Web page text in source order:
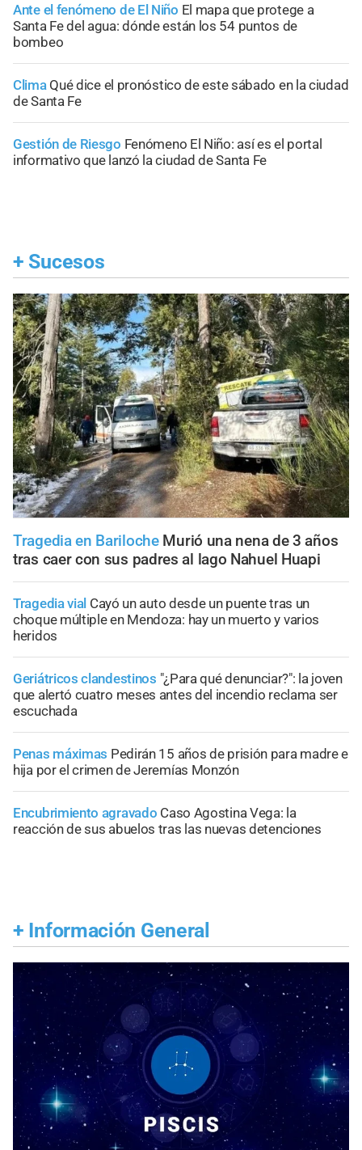
Ante el fenómeno de El Niño El mapa que protege a
Santa Fe del agua: dónde están los 54 puntos de
bombeo
Clima Qué dice el pronóstico de este sábado en la ciudad
de Santa Fe
Gestión de Riesgo Fenómeno El Niño: así es el portal
informativo que lanzó la ciudad de Santa Fe
+ Sucesos
Tragedia en Bariloche Murió una nena de 3 años
tras caer con sus padres al lago Nahuel Huapi
Tragedia vial Cayó un auto desde un puente tras un
choque múltiple en Mendoza: hay un muerto y varios
heridos
Geriátricos clandestinos "¿Para qué denunciar?": la joven
que alertó cuatro meses antes del incendio reclama ser
escuchada
Penas máximas Pedirán 15 años de prisión para madre e
hija por el crimen de Jeremías Monzón
Encubrimiento agravado Caso Agostina Vega: la
reacción de sus abuelos tras las nuevas detenciones
+ Información General